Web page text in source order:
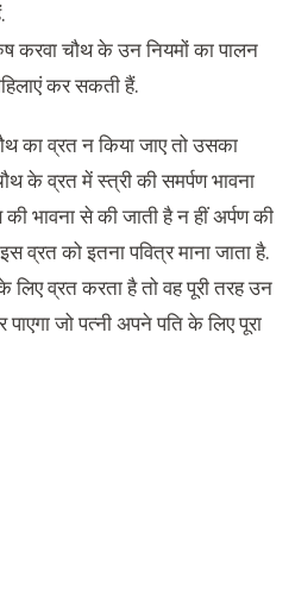
करवा चौथ के उन नियमों का पालन
कर सकती हैं.
का व्रत न किया जाए तो उसका
के व्रत में स्त्री की समर्पण भावना
भावना से की जाती है न हीं अर्पण की
व्रत को इतना पवित्र माना जाता है.
लिए व्रत करता है तो वह पूरी तरह उन
जो पत्नी अपने पति के लिए पूरा